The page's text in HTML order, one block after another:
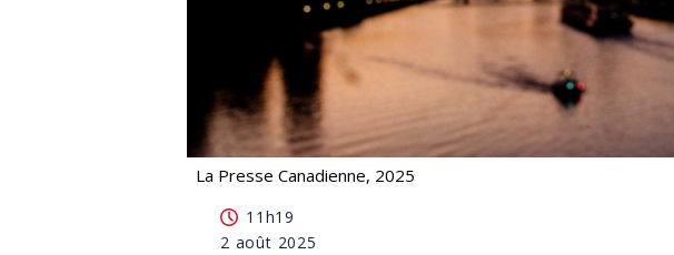
La Presse Canadienne, 2025
11h19
2 août 2025